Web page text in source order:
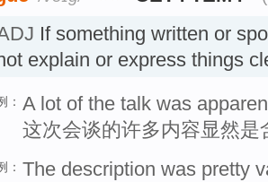
If something written or
explain or express things
： A lot of the talk was
这次会谈的许多内容显然是
： The description was pretty